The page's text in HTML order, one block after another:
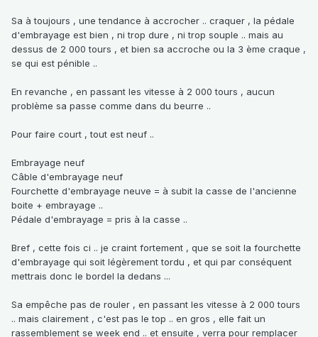
Sa à toujours , une tendance à accrocher .. craquer , la pédale
d'embrayage est bien , ni trop dure , ni trop souple .. mais au
dessus de 2 000 tours , et bien sa accroche ou la 3 ème craque ,
se qui est pénible ..
En revanche , en passant les vitesse à 2 000 tours , aucun
problème sa passe comme dans du beurre ..
Pour faire court , tout est neuf ..
Embrayage neuf
Câble d'embrayage neuf
Fourchette d'embrayage neuve = à subit la casse de l'ancienne
boite + embrayage ..
Pédale d'embrayage = pris à la casse ..
Bref , cette fois ci .. je craint fortement , que se soit la fourchette
d'embrayage qui soit légèrement tordu , et qui par conséquent
mettrais donc le bordel la dedans ...
Sa empêche pas de rouler , en passant les vitesse à 2 000 tours
.. mais clairement , c'est pas le top .. en gros , elle fait un
rassemblement se week end .. et ensuite , verra pour remplacer